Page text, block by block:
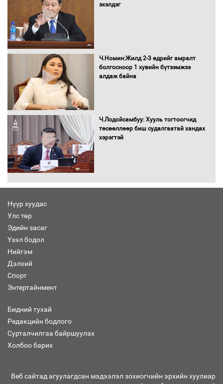
баримт
эхэлдэг
Ч.Номин:Жилд 2-3 өдрийг амралт
болгосноор 1 хувийн бүтээмжээ
алдаж байна
Ч.Лодойсамбуу: Хууль тогтоогчид
төсөөллөөр биш судалгаатай хандах
хэрэгтэй
Нүүр хуудас
Улс төр
Эдийн засаг
Үзэл бодол
Нийгэм
Дэлхий
Спорт
Энтертайнмент
Бидний тухай
Редакцийн бодлого
Сурталчилгаа байршуулах
Холбоо барих
Веб сайтад агуулагдсан мэдээлэл зохиогчийн эрхийн хуулиар